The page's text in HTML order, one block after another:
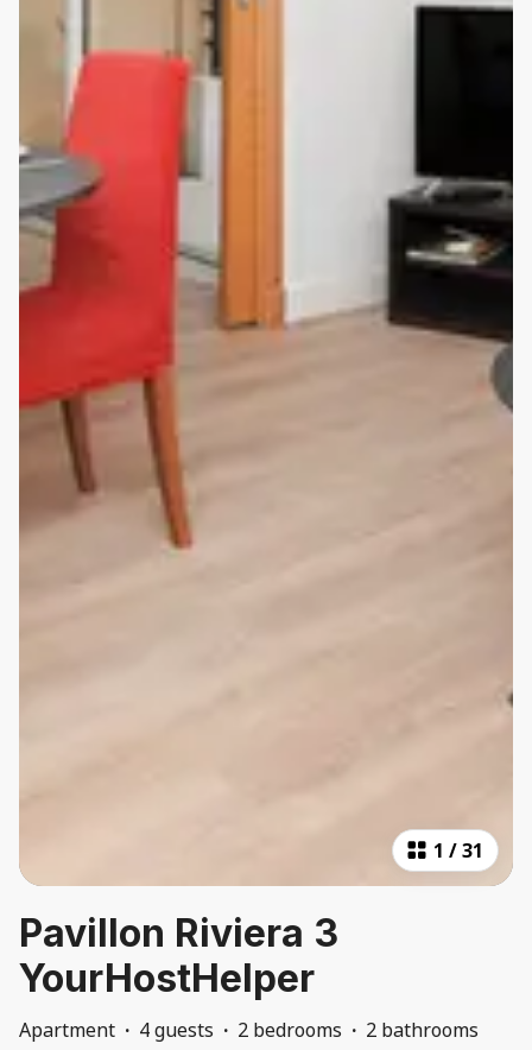
1 /31
Pavillon Riviera 3
YourHostHelper
Apartment · 4 guests · 2 bedrooms · 2 bathrooms